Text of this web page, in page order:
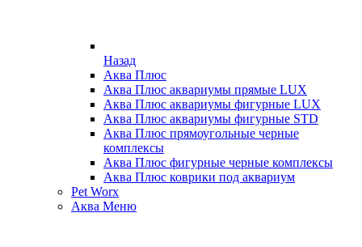
Назад
Аква Плюс
Аква Плюс аквариумы прямые LUX
Аква Плюс аквариумы фигурные LUX
Аква Плюс аквариумы фигурные STD
Аква Плюс прямоугольные черные
комплексы
Аква Плюс фигурные черные комплексы
Аква Плюс коврики под аквариум
Pet Worx
Аква Меню